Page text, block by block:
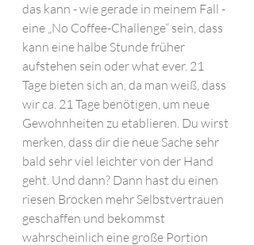
das kann - wie gerade in meinem Fall -
eine „No Coffee-Challenge“ sein, dass
kann eine halbe Stunde früher
aufstehen sein oder what ever. 21
Tage bieten sich an, da man weiß, dass
wir ca. 21 Tage benötigen, um neue
Gewohnheiten zu etablieren. Du wirst
merken, dass dir die neue Sache sehr
bald sehr viel leichter von der Hand
geht. Und dann? Dann hast du einen
riesen Brocken mehr Selbstvertrauen
geschaffen und bekommst
wahrscheinlich eine große Portion